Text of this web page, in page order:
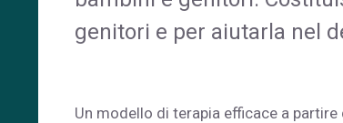
genitori e per aiutarla nel
Un modello di terapia efficace a